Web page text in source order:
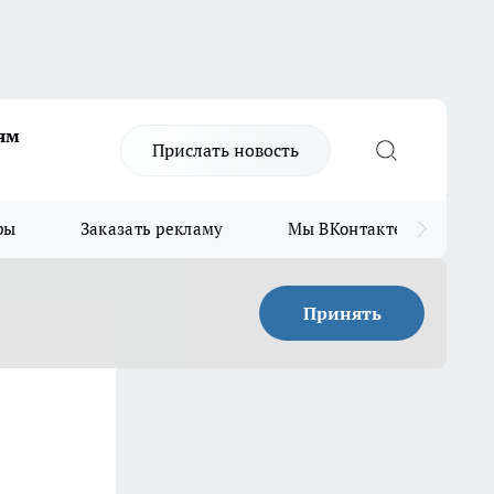
Прислать новость
Заказать рекламу Мы ВКонтакте
Принять